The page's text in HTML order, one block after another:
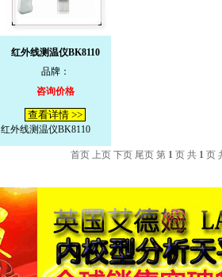
红外线测温仪BK8110
品牌：
咨询价格
查看详情 >>
红外线测温仪BK8110
首页 上页 下页 尾页 第 1 页 共 1 页